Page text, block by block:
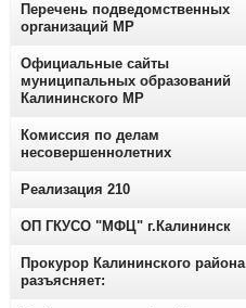
Перечень подведомственных
организаций МР
Официальные сайты
муниципальных образований
Калининского МР
Комиссия по делам
несовершеннолетних
Реализация 210
ОП ГКУСО "МФЦ" г.Калининск
Прокурор Калининского района
разъясняет: